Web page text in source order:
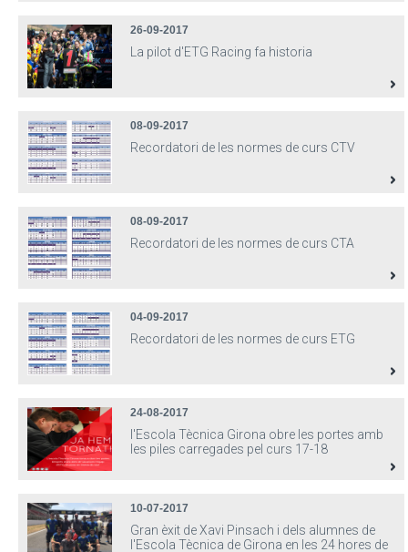
26-09-2017
La pilot d'ETG Racing fa historia
08-09-2017
Recordatori de les normes de curs CTV
08-09-2017
Recordatori de les normes de curs CTA
04-09-2017
Recordatori de les normes de curs ETG
24-08-2017
l'Escola Tècnica Girona obre les portes amb
les piles carregades pel curs 17-18
10-07-2017
Gran èxit de Xavi Pinsach i dels alumnes de
l'Escola Tècnica de Girona en les 24 hores de